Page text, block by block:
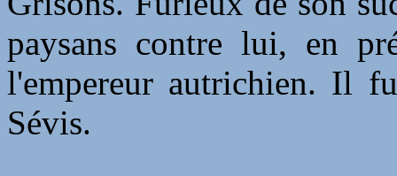
paysans contre lui, en
l'empereur autrichien. Il
Sévis.